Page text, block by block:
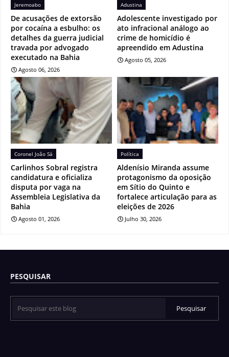
Jeremoabo
De acusações de extorsão
por cocaína a esbulho: os
detalhes da guerra judicial
travada por advogado
executado na Bahia
Agosto 06, 2026
Adustina
Adolescente investigado por
ato infracional análogo ao
crime de homicídio é
apreendido em Adustina
Agosto 05, 2026
Coronel João Sá
Carlinhos Sobral registra
candidatura e oficializa
disputa por vaga na
Assembleia Legislativa da
Bahia
Agosto 01, 2026
Política
Aldenísio Miranda assume
protagonismo da oposição
em Sítio do Quinto e
fortalece articulação para as
eleições de 2026
Julho 30, 2026
PESQUISAR